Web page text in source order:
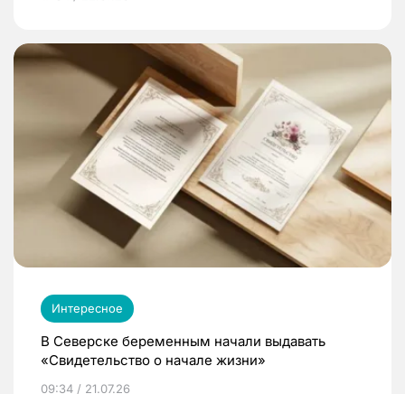
Интересное
В Северске беременным начали выдавать
«Свидетельство о начале жизни»
09:34 / 21.07.26